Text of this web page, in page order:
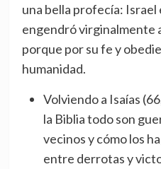
una bella profecía: Israel
engendró virginalmente
porque por su fe y
humanidad.
Volviendo a Isaías
la Biblia todo son
vecinos y cómo los
entre derrotas y